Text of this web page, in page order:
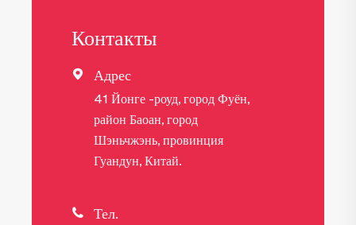
Контакты
 Адрес
41 Йонге -роуд, город Фуён,
район Баоан, город
Шэньчжэнь, провинция
Гуандун, Китай.
 Тел.